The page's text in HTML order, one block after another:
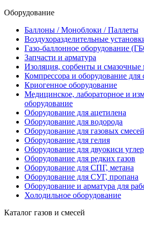
Оборудование
Баллоны / Моноблоки / Паллеты
Воздухоразделительные
Газо-баллонное оборудование
Запчасти и арматура
Изоляция, сорбенты и смазочные
Компрессора и оборудование для
Криогенное оборудование
Медицинское, лабораторное и
оборудование
Оборудование для ацетилена
Оборудование для водорода
Оборудование для газовых смесей
Оборудование для гелия
Оборудование для двуокиси
Оборудование для редких газов
Оборудование для СПГ, метана
Оборудование для СУГ, пропана
Оборудование и арматура для
Холодильное оборудование
Каталог газов и смесей